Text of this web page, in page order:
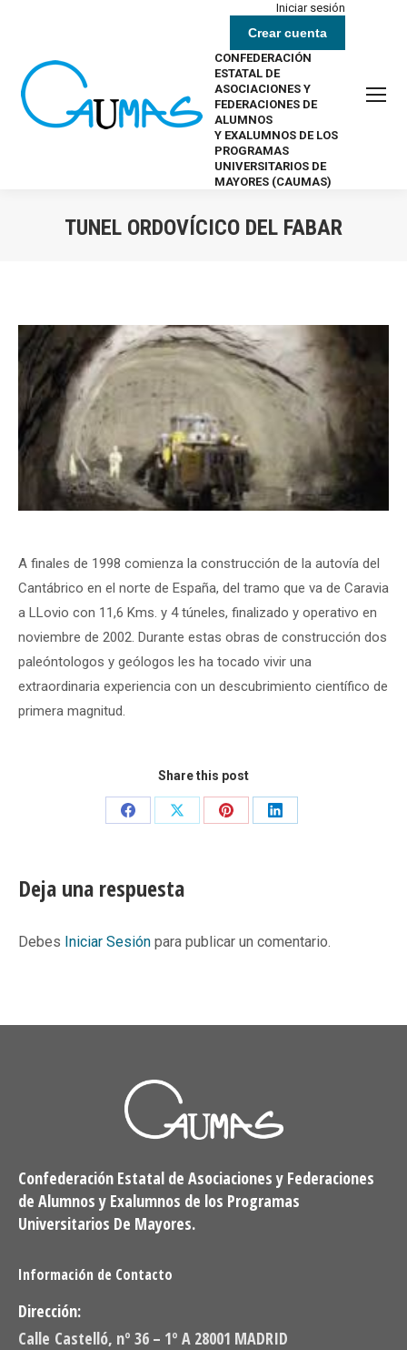
Iniciar sesión
Crear cuenta
CONFEDERACIÓN
ESTATAL DE
ASOCIACIONES Y
FEDERACIONES DE
ALUMNOS
Y EXALUMNOS DE LOS
PROGRAMAS
UNIVERSITARIOS DE
MAYORES (CAUMAS)
TUNEL ORDOVÍCICO DEL FABAR
A finales de 1998 comienza la construcción de la autovía del
Cantábrico en el norte de España, del tramo que va de Caravia
a LLovio con 11,6 Kms. y 4 túneles, finalizado y operativo en
noviembre de 2002. Durante estas obras de construcción dos
paleóntologos y geólogos les ha tocado vivir una
extraordinaria experiencia con un descubrimiento científico de
primera magnitud.
Share this post
Share
Share
Share
Share
Deja una respuesta
Debes Iniciar Sesión para publicar un comentario.
Confederación Estatal de Asociaciones y Federaciones
de Alumnos y Exalumnos de los Programas
Universitarios De Mayores.
Información de Contacto
Dirección:
Calle Castelló, nº 36 – 1º A 28001 MADRID